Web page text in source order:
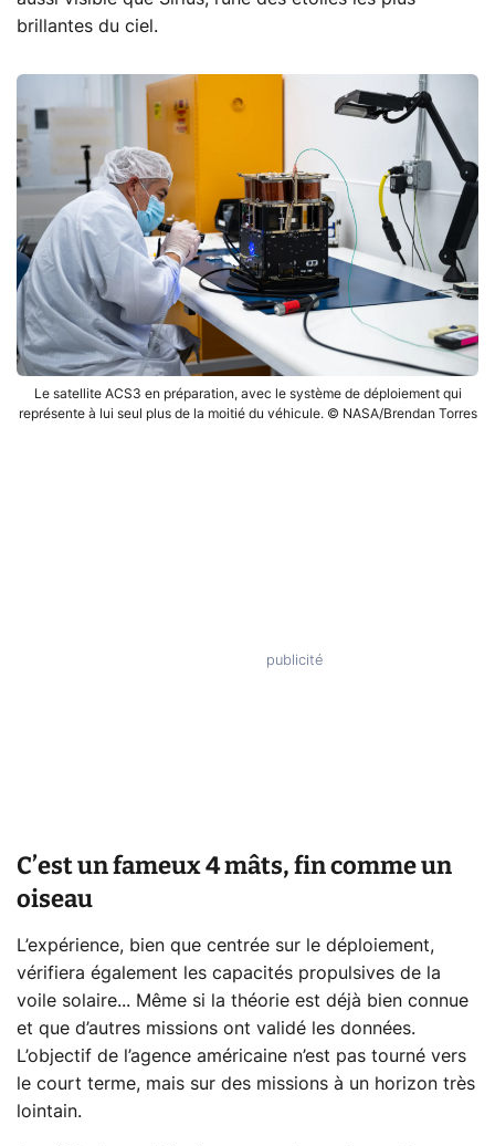
brillantes du ciel.
Le satellite ACS3 en préparation, avec le système de déploiement qui
représente à lui seul plus de la moitié du véhicule. © NASA/Brendan Torres
C’est un fameux 4 mâts, fin comme un
oiseau
L’expérience, bien que centrée sur le déploiement,
vérifiera également les capacités propulsives de la
voile solaire... Même si la théorie est déjà bien connue
et que d’autres missions ont validé les données.
L’objectif de l’agence américaine n’est pas tourné vers
le court terme, mais sur des missions à un horizon très
lointain.